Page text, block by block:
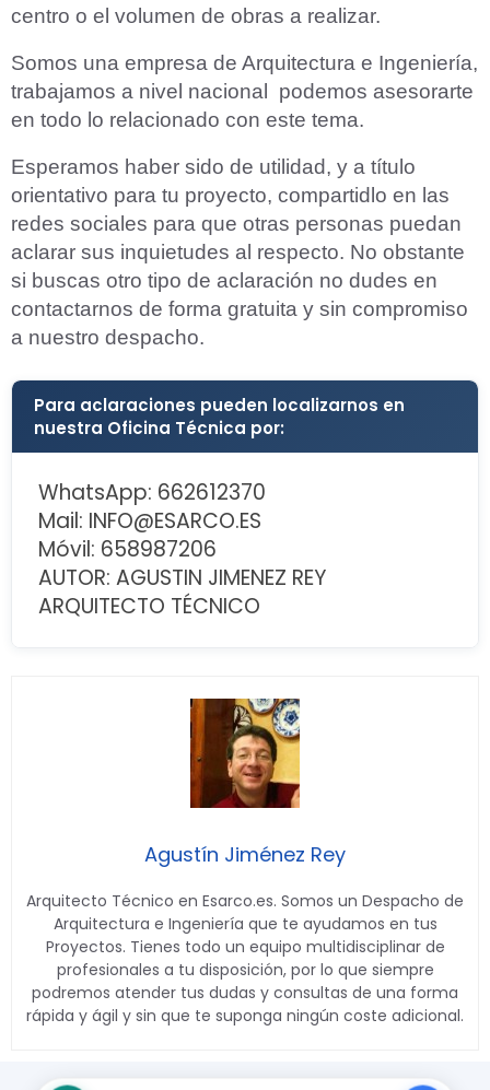
centro o el volumen de obras a realizar.
Somos una empresa de Arquitectura e Ingeniería,
trabajamos a nivel nacional podemos asesorarte
en todo lo relacionado con este tema.
Esperamos haber sido de utilidad, y a título
orientativo para tu proyecto, compartidlo en las
redes sociales para que otras personas puedan
aclarar sus inquietudes al respecto. No obstante
si buscas otro tipo de aclaración no dudes en
contactarnos de forma gratuita y sin compromiso
a nuestro despacho.
Para aclaraciones pueden localizarnos en
nuestra Oficina Técnica por:
WhatsApp: 662612370
Mail: INFO@ESARCO.ES
Móvil: 658987206
AUTOR: AGUSTIN JIMENEZ REY
ARQUITECTO TÉCNICO
Agustín Jiménez Rey
Arquitecto Técnico en Esarco.es. Somos un Despacho de
Arquitectura e Ingeniería que te ayudamos en tus
Proyectos. Tienes todo un equipo multidisciplinar de
profesionales a tu disposición, por lo que siempre
podremos atender tus dudas y consultas de una forma
rápida y ágil y sin que te suponga ningún coste adicional.